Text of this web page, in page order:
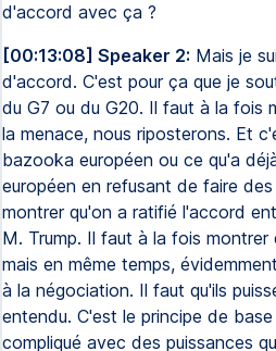
d'accord avec ça ?
[00:13:08] Speaker 2: Mais je
d'accord. C'est pour ça que je
du G7 ou du G20. Il faut à la fois
la menace, nous riposterons. Et
bazooka européen ou ce qu'a
européen en refusant de faire
montrer qu'on a ratifié l'accord
M. Trump. Il faut à la fois
mais en même temps,
à la négociation. Il faut qu'ils
entendu. C'est le principe de
compliqué avec des puissances